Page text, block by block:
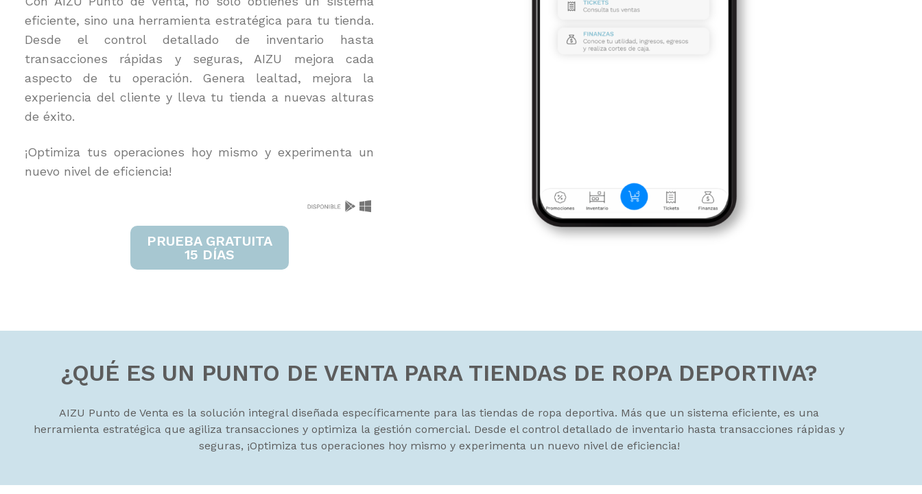
eficiente, sino una herramienta estratégica para tu tienda.
Desde el control detallado de inventario hasta
transacciones rápidas y seguras, AIZU mejora cada
aspecto de tu operación. Genera lealtad, mejora la
experiencia del cliente y lleva tu tienda a nuevas alturas
de éxito.
¡Optimiza tus operaciones hoy mismo y experimenta un
nuevo nivel de eficiencia!
PRUEBA GRATUITA
15 DÍAS
¿QUÉ ES UN PUNTO DE VENTA PARA TIENDAS DE ROPA DEPORTIVA?
AIZU Punto de Venta es la solución integral diseñada específicamente para las tiendas de ropa deportiva. Más que un sistema eficiente, es una
herramienta estratégica que agiliza transacciones y optimiza la gestión comercial. Desde el control detallado de inventario hasta transacciones rápidas y
seguras, ¡Optimiza tus operaciones hoy mismo y experimenta un nuevo nivel de eficiencia!